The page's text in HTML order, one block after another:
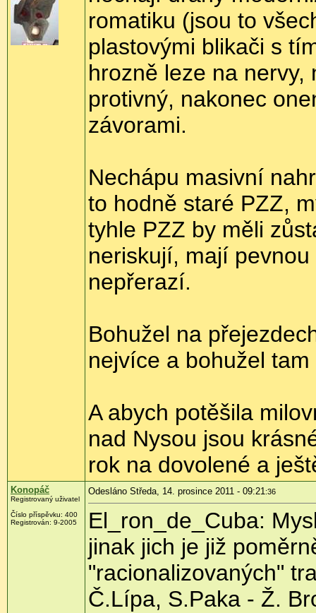
romatiku (jsou to
plastovými blikači s
hrozně leze na
protivný, nakonec
závorami.
Nechápu masivní
to hodně staré PZZ,
tyhle PZZ by měli
neriskují, mají
nepřerazí.
Bohužel na
nejvíce a bohužel
A abych potěšila
nad Nysou jsou
rok na dovolené a
Konopáč
Registrovaný uživatel
Číslo příspěvku: 400
Registrován: 9-2005
Odesláno Středa, 14. prosince 2011 - 09:21:36
El_ron_de_Cuba:
jinak jich je již
"racionalizovaných"
Č.Lípa, S.Paka - Ž.